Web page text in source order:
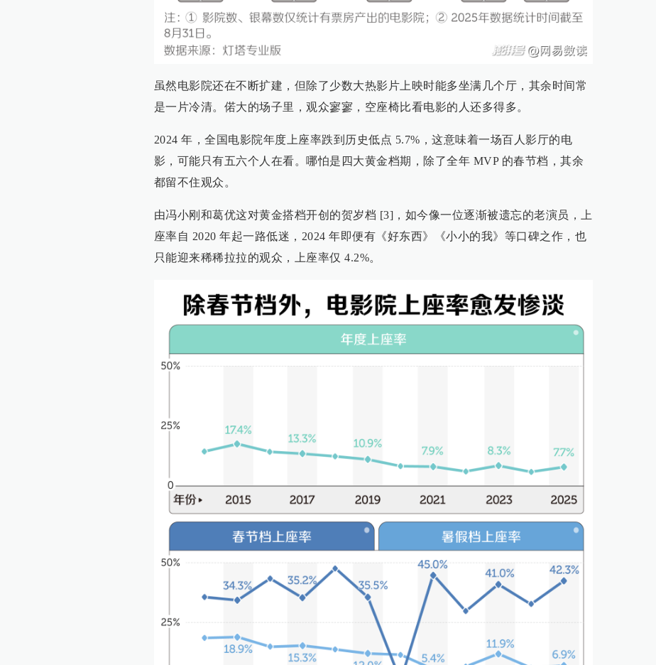
虽然电影院还在不断扩建，但除了少数大热影片上映时能多坐满几个厅，其余时间常
是一片冷清。偌大的场子里，观众寥寥，空座椅比看电影的人还多得多。
2024 年，全国电影院年度上座率跌到历史低点 5.7%，这意味着一场百人影厅的电
影，可能只有五六个人在看。哪怕是四大黄金档期，除了全年 MVP 的春节档，其余
都留不住观众。
由冯小刚和葛优这对黄金搭档开创的贺岁档 [3]，如今像一位逐渐被遗忘的老演员，上
座率自 2020 年起一路低迷，2024 年即便有《好东西》《小小的我》等口碑之作，也
只能迎来稀稀拉拉的观众，上座率仅 4.2%。